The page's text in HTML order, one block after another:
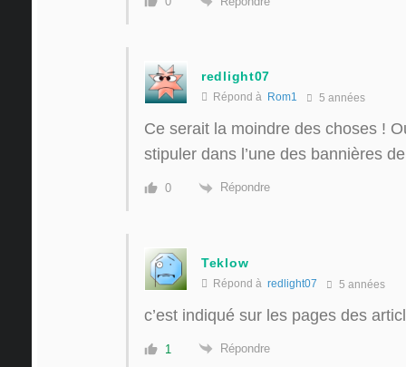
redlight07
Répond à Rom1 5 années
Ce serait la moindre des choses !
stipuler dans l’une des bannières
0 Répondre
Teklow
Répond à redlight07 5 années
c’est indiqué sur les pages des
1 Répondre